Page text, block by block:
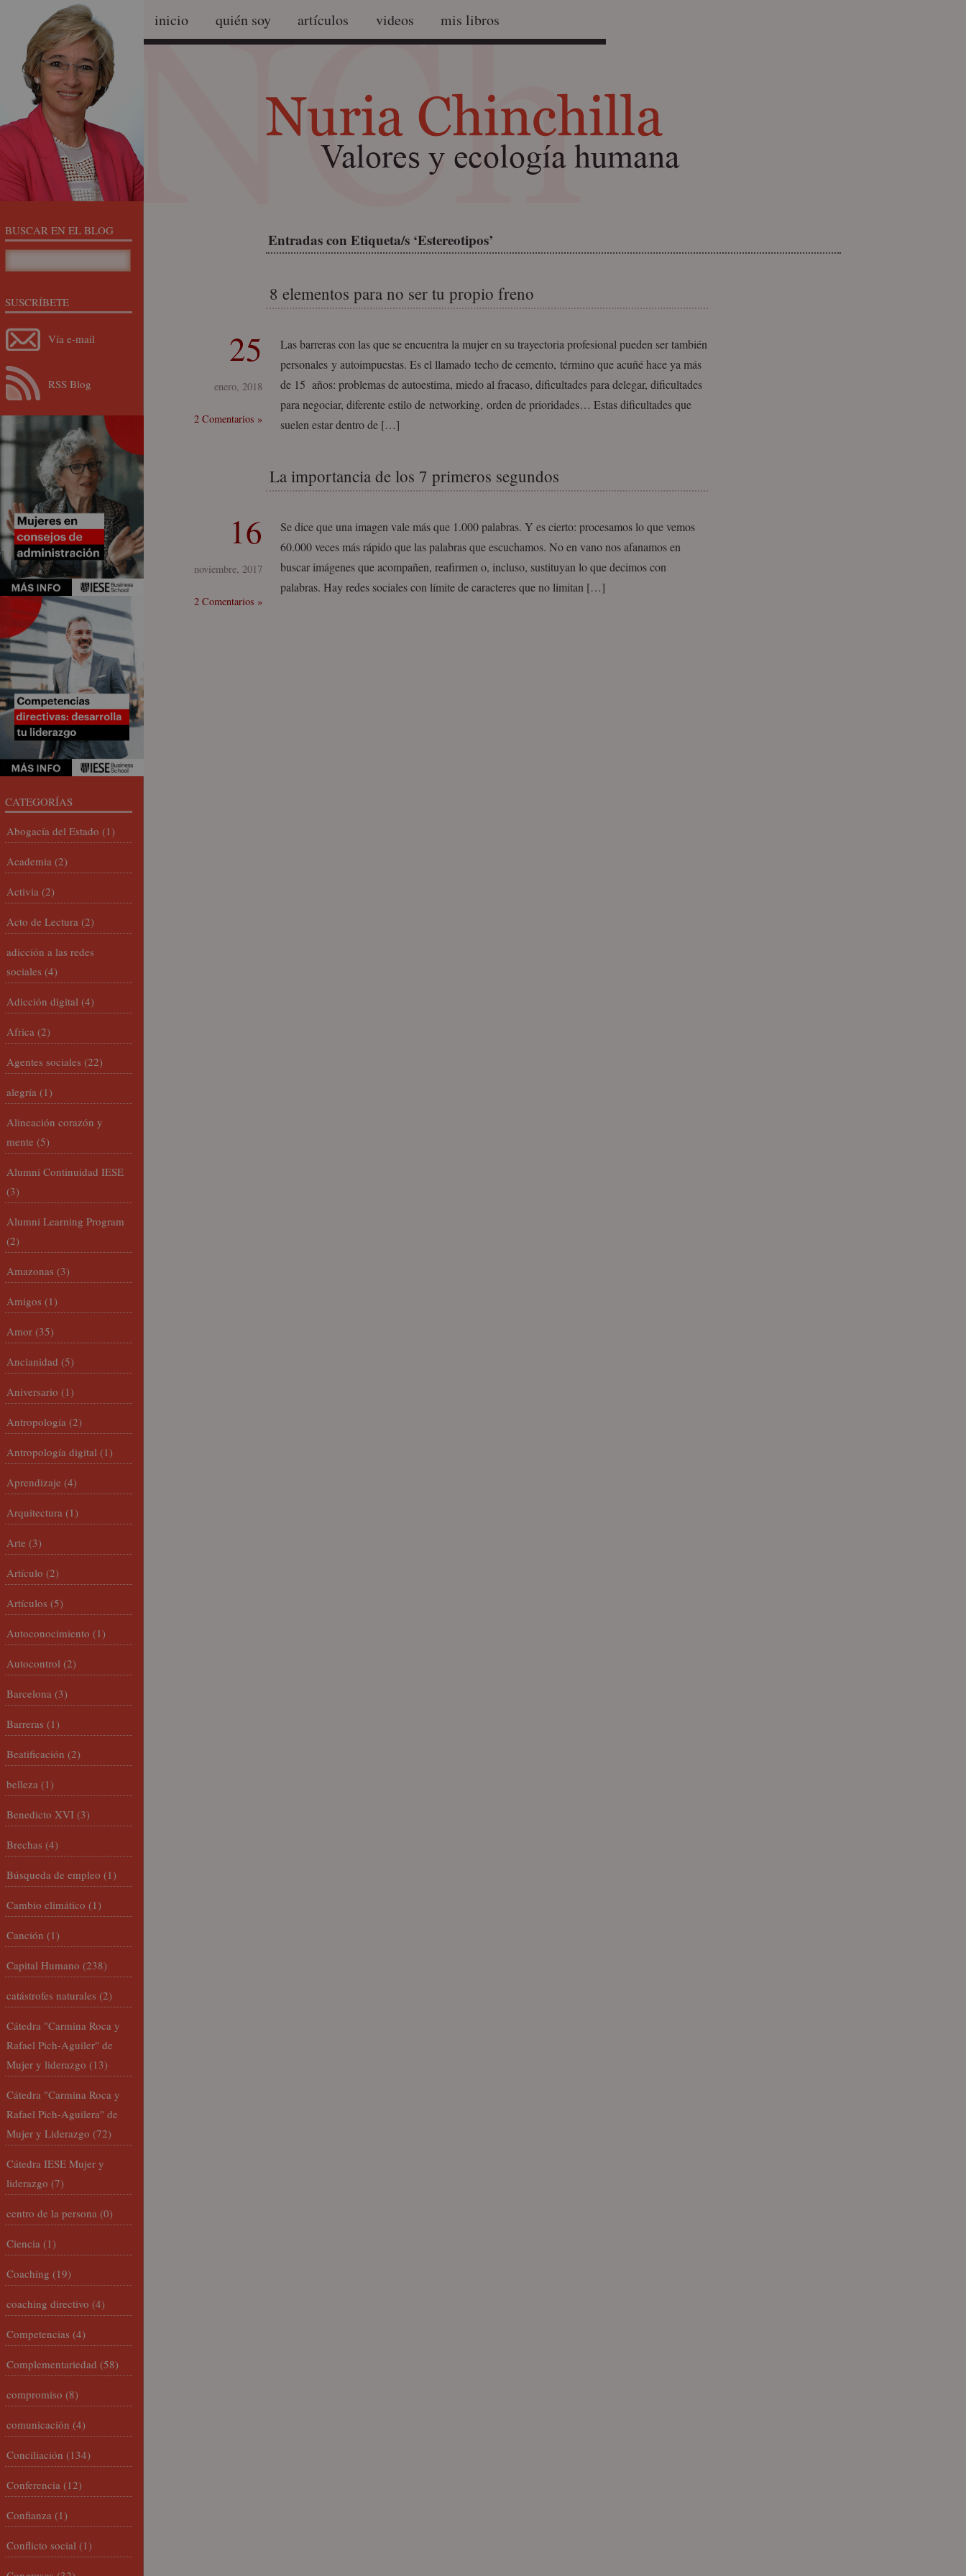
inicio quién soy artículos videos mis libros
Entradas con Etiqueta/s ‘Estereotipos’
8 elementos para no ser tu propio freno
25
enero, 2018
2 Comentarios »
Las barreras con las que se encuentra la mujer en su trayectoria profesional pueden ser también
personales y autoimpuestas. Es el llamado techo de cemento, término que acuñé hace ya más
de 15 años: problemas de autoestima, miedo al fracaso, dificultades para delegar, dificultades
para negociar, diferente estilo de networking, orden de prioridades… Estas dificultades que
suelen estar dentro de […]
La importancia de los 7 primeros segundos
16
noviembre, 2017
2 Comentarios »
Se dice que una imagen vale más que 1.000 palabras. Y es cierto: procesamos lo que vemos
60.000 veces más rápido que las palabras que escuchamos. No en vano nos afanamos en
buscar imágenes que acompañen, reafirmen o, incluso, sustituyan lo que decimos con
palabras. Hay redes sociales con límite de caracteres que no limitan […]
BUSCAR EN EL BLOG
SUSCRÍBETE
Vía e-mail
RSS Blog
CATEGORÍAS
Abogacía del Estado (1)
Academia (2)
Activia (2)
Acto de Lectura (2)
adicción a las redes
sociales (4)
Adicción digital (4)
Africa (2)
Agentes sociales (22)
alegría (1)
Alineación corazón y
mente (5)
Alumni Continuidad IESE
(3)
Alumni Learning Program
(2)
Amazonas (3)
Amigos (1)
Amor (35)
Ancianidad (5)
Aniversario (1)
Antropología (2)
Antropología digital (1)
Aprendizaje (4)
Arquitectura (1)
Arte (3)
Artículo (2)
Artículos (5)
Autoconocimiento (1)
Autocontrol (2)
Barcelona (3)
Barreras (1)
Beatificación (2)
belleza (1)
Benedicto XVI (3)
Brechas (4)
Búsqueda de empleo (1)
Cambio climático (1)
Canción (1)
Capital Humano (238)
catástrofes naturales (2)
Cátedra "Carmina Roca y
Rafael Pich-Aguiler" de
Mujer y liderazgo (13)
Cátedra "Carmina Roca y
Rafael Pich-Aguilera" de
Mujer y Liderazgo (72)
Cátedra IESE Mujer y
liderazgo (7)
centro de la persona (0)
Ciencia (1)
Coaching (19)
coaching directivo (4)
Competencias (4)
Complementariedad (58)
compromiso (8)
comunicación (4)
Conciliación (134)
Conferencia (12)
Confianza (1)
Conflicto social (1)